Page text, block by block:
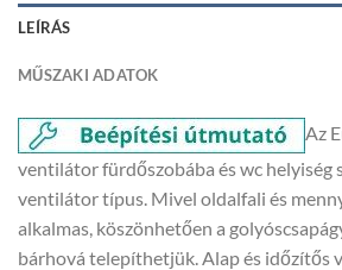
LEÍRÁS
MŰSZAKI ADATOK
Az
ventilátor fürdőszobába és wc helyiség
ventilátor típus. Mivel oldalfali és
alkalmas, köszönhetően a
bárhová telepíthetjük. Alap és időzítős